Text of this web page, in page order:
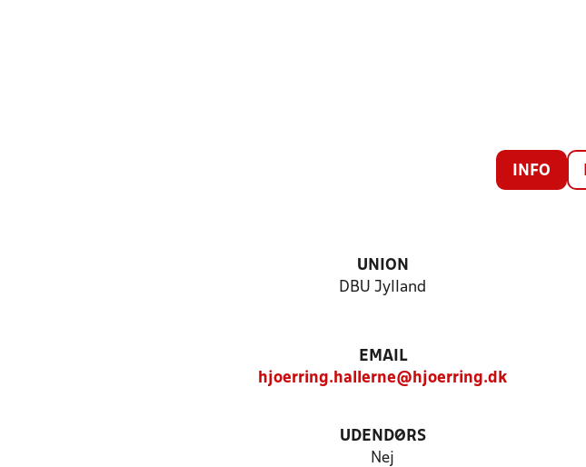
INFO
UNION
DBU Jylland
EMAIL
hjoerring.hallerne@hjoerring.dk
UDENDØRS
Nej